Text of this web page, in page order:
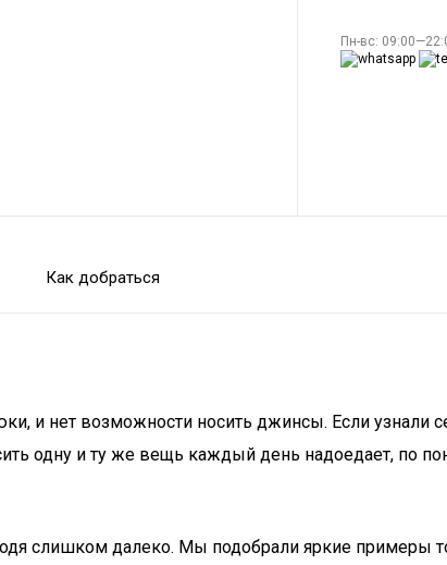
Пн-вс:
Как добраться
и нет возможности носить джинсы. Если узнали
одну и ту же вещь каждый день надоедает, по
слишком далеко. Мы подобрали яркие примеры